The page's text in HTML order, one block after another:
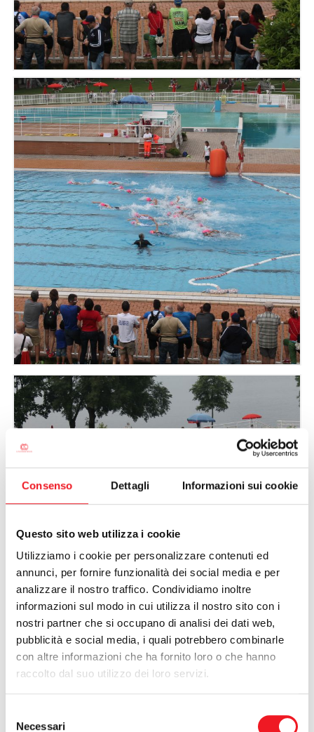
Consenso Dettagli Informazioni sui cookie
Questo sito web utilizza i cookie
Utilizziamo i cookie per personalizzare contenuti ed
annunci, per fornire funzionalità dei social media e per
analizzare il nostro traffico. Condividiamo inoltre
informazioni sul modo in cui utilizza il nostro sito con i
nostri partner che si occupano di analisi dei dati web,
pubblicità e social media, i quali potrebbero combinarle
con altre informazioni che ha fornito loro o che hanno
raccolto dal suo utilizzo dei loro servizi.
delNecessari